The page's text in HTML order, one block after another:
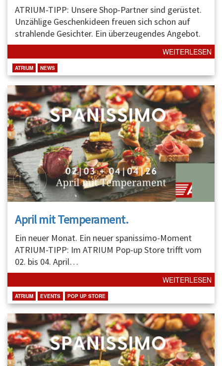
ATRIUM-TIPP: Unsere Shop-Partner sind gerüstet.
Unzählige Geschenkideen freuen sich schon auf
strahlende Gesichter. Ein überzeugendes Angebot.
WEITERLESEN
ATRIUM NEWS
April mit Temperament.
Ein neuer Monat. Ein neuer spanissimo-Moment
ATRIUM-TIPP: Im ATRIUM Pop-up Store trifft vom
02. bis 04. April…
WEITERLESEN
ATRIUM EVENTS POP UP STORE